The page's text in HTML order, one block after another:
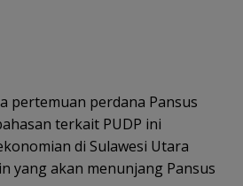
pertemuan perdana Pansus
terkait PUDP ini
di Sulawesi Utara
yang akan menunjang Pansus